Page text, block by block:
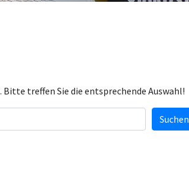
treffen Sie die entsprechende Auswahl!
Suchen